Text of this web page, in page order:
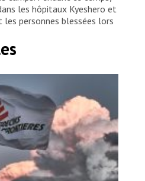
les hôpitaux Kyeshero et
personnes blessées lors